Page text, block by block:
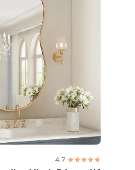
4.7 ☆☆☆☆☆
★★★★★